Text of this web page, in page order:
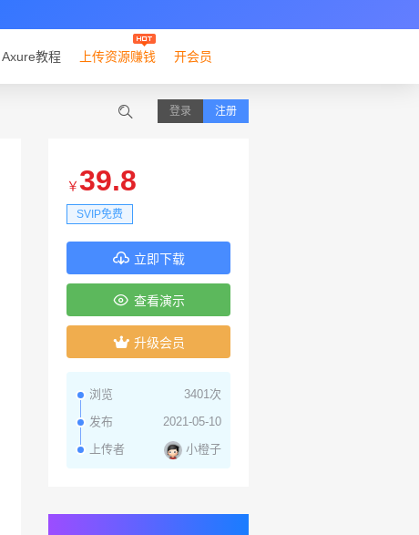
Axure教程 上传资源赚钱 开会员
登录 注册
￥39.8
SVIP免费
立即下载
查看演示
升级会员
浏览
3401次
发布
2021-05-10
上传者 小橙子